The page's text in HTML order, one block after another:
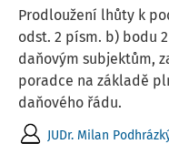
Prodloužení lhůty k
odst. 2 písm. b) bodu
daňovým subjektům,
poradce na základě
daňového řádu.
JUDr. Milan